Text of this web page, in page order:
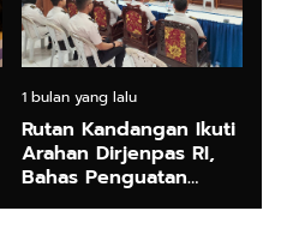
1 bulan yang lalu
Rutan Kandangan Ikuti
Arahan Dirjenpas RI,
Bahas Penguatan
Program